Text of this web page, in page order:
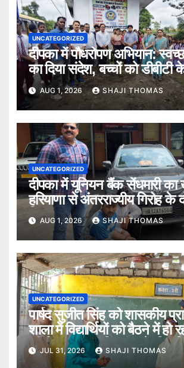
UNCATEGORIZED
दीपका में पौधरोपण अभियान: स्वच्छ
का दिया संदेश, बच्चों को डीबीटी
बताए।
AUG 1, 2026 SHAJI THOMAS
UNCATEGORIZED
दीपका में यूनियन बैंक सेंधमारी का
हरियाणा से अंतरराज्यीय गिरोह के
गिरफ्तार।
AUG 1, 2026 SHAJI THOMAS
UNCATEGORIZED
पार्षद सुजीत सिंह को शासकीय
शाला में विद्यार्थियों को बैठने में हो
की शिकायत पर विद्यालय के स्थिति का
निरीक्षण किया।
JUL 31, 2026 SHAJI THOMAS